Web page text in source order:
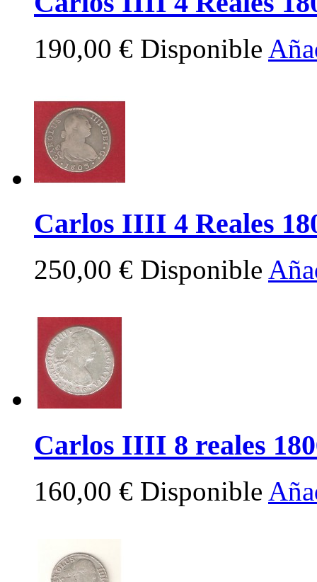
190,00 € Disponible
Carlos IIII 4 Reales
250,00 € Disponible
Carlos IIII 8 reales
160,00 € Disponible